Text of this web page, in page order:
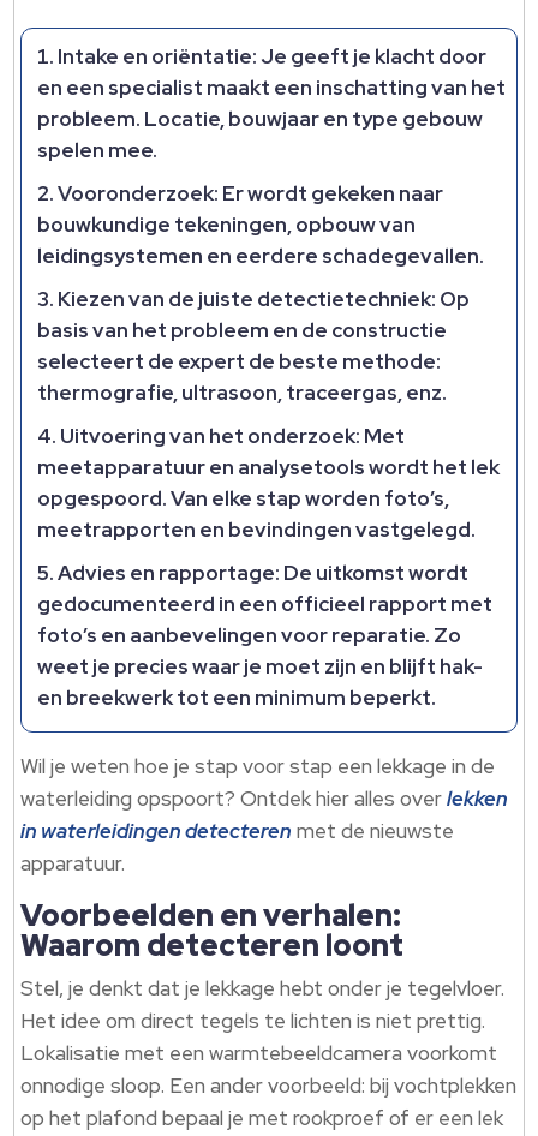
Intake en oriëntatie: Je geeft je klacht door
en een specialist maakt een inschatting van het
probleem. Locatie, bouwjaar en type gebouw
spelen mee.
Vooronderzoek: Er wordt gekeken naar
bouwkundige tekeningen, opbouw van
leidingsystemen en eerdere schadegevallen.
Kiezen van de juiste detectietechniek: Op
basis van het probleem en de constructie
selecteert de expert de beste methode:
thermografie, ultrasoon, traceergas, enz.
Uitvoering van het onderzoek: Met
meetapparatuur en analysetools wordt het lek
opgespoord. Van elke stap worden foto’s,
meetrapporten en bevindingen vastgelegd.
Advies en rapportage: De uitkomst wordt
gedocumenteerd in een officieel rapport met
foto’s en aanbevelingen voor reparatie. Zo
weet je precies waar je moet zijn en blijft hak-
en breekwerk tot een minimum beperkt.
Wil je weten hoe je stap voor stap een lekkage in de
waterleiding opspoort? Ontdek hier alles overlekken
in waterleidingen detecteren met de nieuwste
apparatuur.
Voorbeelden en verhalen:
Waarom detecteren loont
Stel, je denkt dat je lekkage hebt onder je tegelvloer.
Het idee om direct tegels te lichten is niet prettig.
Lokalisatie met een warmtebeeldcamera voorkomt
onnodige sloop. Een ander voorbeeld: bij vochtplekken
op het plafond bepaal je met rookproef of er een lek